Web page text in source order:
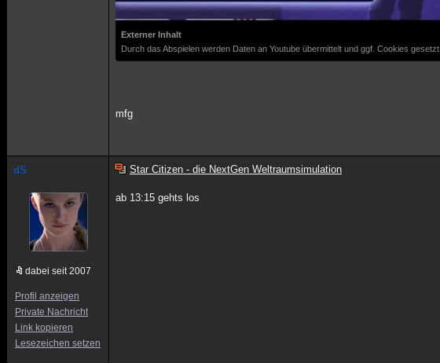
Externer Inhalt
Durch das Abspielen werden Daten an Youtube übermittelt und ggf. Cookies gesetzt.
mfg
dS
dabei seit 2007
Profil anzeigen
Private Nachricht
Link kopieren
Lesezeichen setzen
Star Citizen - die NextGen Weltraumsimulation
ab 13:15 gehts los